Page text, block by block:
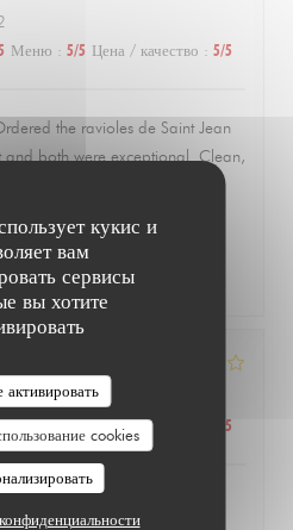
кукис и
вам
сервисы
вы хотите
активировать
cookies
Меню : 5/5 Цена / качество : 5/5
the ravioles de Saint Jean
both were exceptional. Clean,
trying to overwork the dish.
away from everything.
never overbearing. This is the
and go back to.
Меню: 1/5 Цена / качество /5
avec 3 petits morceaux de